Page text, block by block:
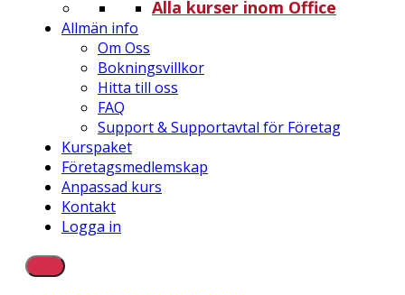
Alla kurser inom Office
Allmän info
Om Oss
Bokningsvillkor
Hitta till oss
FAQ
Support & Supportavtal för Företag
Kurspaket
Företagsmedlemskap
Anpassad kurs
Kontakt
Logga in